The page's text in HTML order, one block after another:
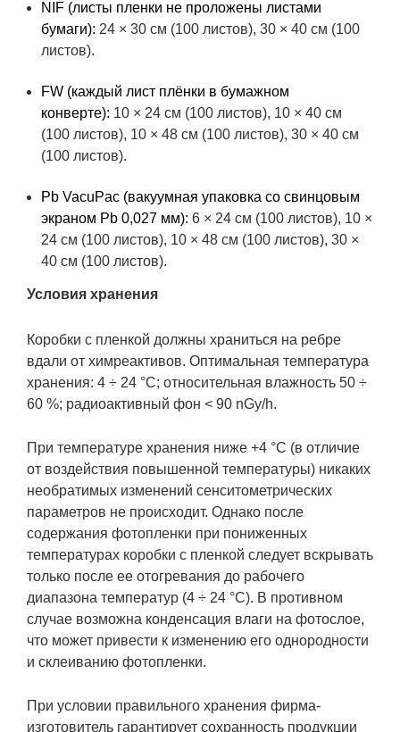
NIF (листы пленки не проложены листами
бумаги): 24 × 30 см (100 листов), 30 × 40 см (100
листов).
FW (каждый лист плёнки в бумажном
конверте): 10 × 24 см (100 листов), 10 × 40 см
(100 листов), 10 × 48 см (100 листов), 30 × 40 см
(100 листов).
Pb VacuPac (вакуумная упаковка со свинцовым
экраном Pb 0,027 мм): 6 × 24 см (100 листов), 10 ×
24 см (100 листов), 10 × 48 см (100 листов), 30 ×
40 см (100 листов).
Условия хранения
Коробки с пленкой должны храниться на ребре
вдали от химреактивов. Оптимальная температура
хранения: 4 ÷ 24 °C; относительная влажность 50 ÷
60 %; радиоактивный фон < 90 nGy/h.
При температуре хранения ниже +4 °C (в отличие
от воздействия повышенной температуры) никаких
необратимых изменений сенситометрических
параметров не происходит. Однако после
содержания фотопленки при пониженных
температурах коробки с пленкой следует вскрывать
только после ее отогревания до рабочего
диапазона температур (4 ÷ 24 °C). В противном
случае возможна конденсация влаги на фотослое,
что может привести к изменению его однородности
и склеиванию фотопленки.
При условии правильного хранения фирма-
изготовитель гарантирует сохранность продукции